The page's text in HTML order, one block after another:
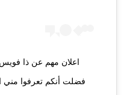
فضلت أنكم تعرفوا مني